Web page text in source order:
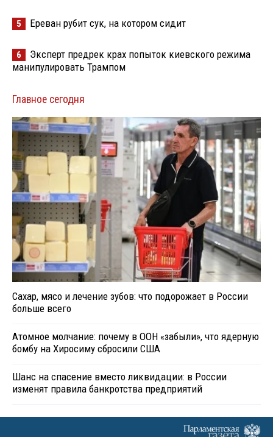
5 Ереван рубит сук, на котором сидит
6
Эксперт предрек крах попыток киевского режима
манипулировать Трампом
Главное сегодня
Сахар, мясо и лечение зубов: что подорожает в России
больше всего
Атомное молчание: почему в ООН «забыли», что ядерную
бомбу на Хиросиму сбросили США
Шанс на спасение вместо ликвидации: в России
изменят правила банкротства предприятий